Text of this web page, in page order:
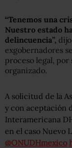
“Tenemos una
Nuestro estado
delincuencia”,
exgobernadores
proceso legal,
organizado.
A solicitud de la
y con aceptación
Interamericana
en el caso Nuevo
@ONUDHmexico